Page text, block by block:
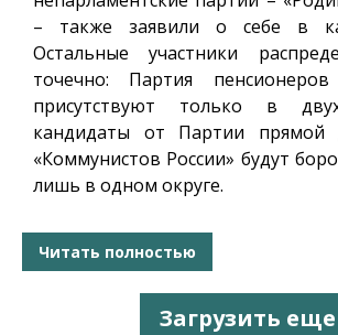
– также заявили о себе в
Остальные участники
точечно: Партия
присутствуют только в
кандидаты от Партии прямой
«Коммунистов России» будут
лишь в одном округе.
Читать полностью
Загрузить еще